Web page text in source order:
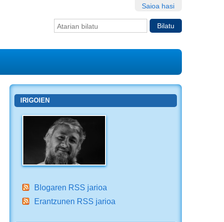
Saioa hasi
Bilatu atarian
IRIGOIEN
Blogaren RSS jarioa
Erantzunen RSS jarioa